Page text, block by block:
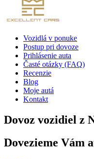
Vozidlá v ponuke
Postup pri dovoze
Prihlásenie auta
Časté otázky (FAQ)
Recenzie
Blog
Moje autá
Kontakt
Dovoz vozidiel z
Dovezieme Vám